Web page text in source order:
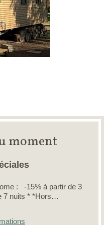
moment
: -15% à partir de 3
7 nuits * *Hors…